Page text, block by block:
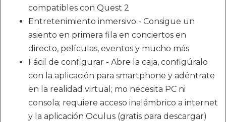
compatibles con Quest 2
Entretenimiento inmersivo - Consigue un
asiento en primera fila en conciertos en
directo, películas, eventos y mucho más
Fácil de configurar - Abre la caja, configúralo
con la aplicación para smartphone y adéntrate
en la realidad virtual; mo necesita PC ni
consola; requiere acceso inalámbrico a internet
y la aplicación Oculus (gratis para descargar)